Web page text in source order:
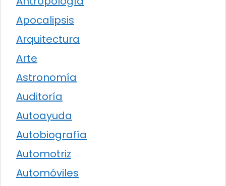
Apocalipsis
Arquitectura
Arte
Astronomía
Auditoría
Autoayuda
Autobiografía
Automotriz
Automóviles